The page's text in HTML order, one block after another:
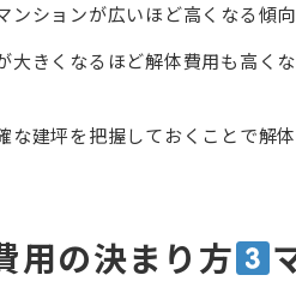
ンションが広いほど高くなる傾
きくなるほど解体費用も高くな
建坪を把握しておくことで解
用の決まり方